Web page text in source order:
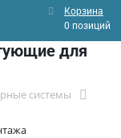
Корзина
0 позиций
для
системы